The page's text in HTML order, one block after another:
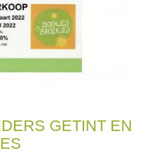
GETINT EN